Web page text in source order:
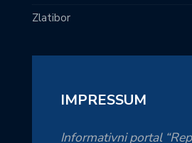
Zlatibor
IMPRESSUM
Informativni portal